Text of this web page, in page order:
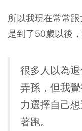
所以我現在常常
是到了50歲以後
很多人以為
弄孫，但我
力選擇自己
著跑。